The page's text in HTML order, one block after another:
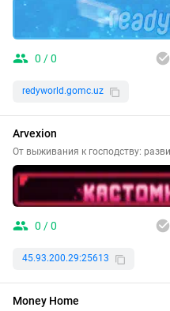
0 / 0
redyworld.gomc.uz
Arvexion
От выживания к господству:
0 / 0
45.93.200.29:25613
Money Home